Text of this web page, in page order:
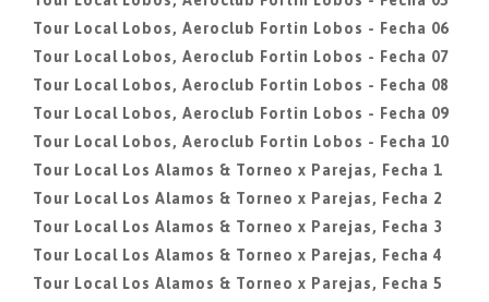
Tour Local Lobos, Aeroclub Fortin Lobos - Fecha 06
Tour Local Lobos, Aeroclub Fortin Lobos - Fecha 07
Tour Local Lobos, Aeroclub Fortin Lobos - Fecha 08
Tour Local Lobos, Aeroclub Fortin Lobos - Fecha 09
Tour Local Lobos, Aeroclub Fortin Lobos - Fecha 10
Tour Local Los Alamos & Torneo x Parejas, Fecha 1
Tour Local Los Alamos & Torneo x Parejas, Fecha 2
Tour Local Los Alamos & Torneo x Parejas, Fecha 3
Tour Local Los Alamos & Torneo x Parejas, Fecha 4
Tour Local Los Alamos & Torneo x Parejas, Fecha 5